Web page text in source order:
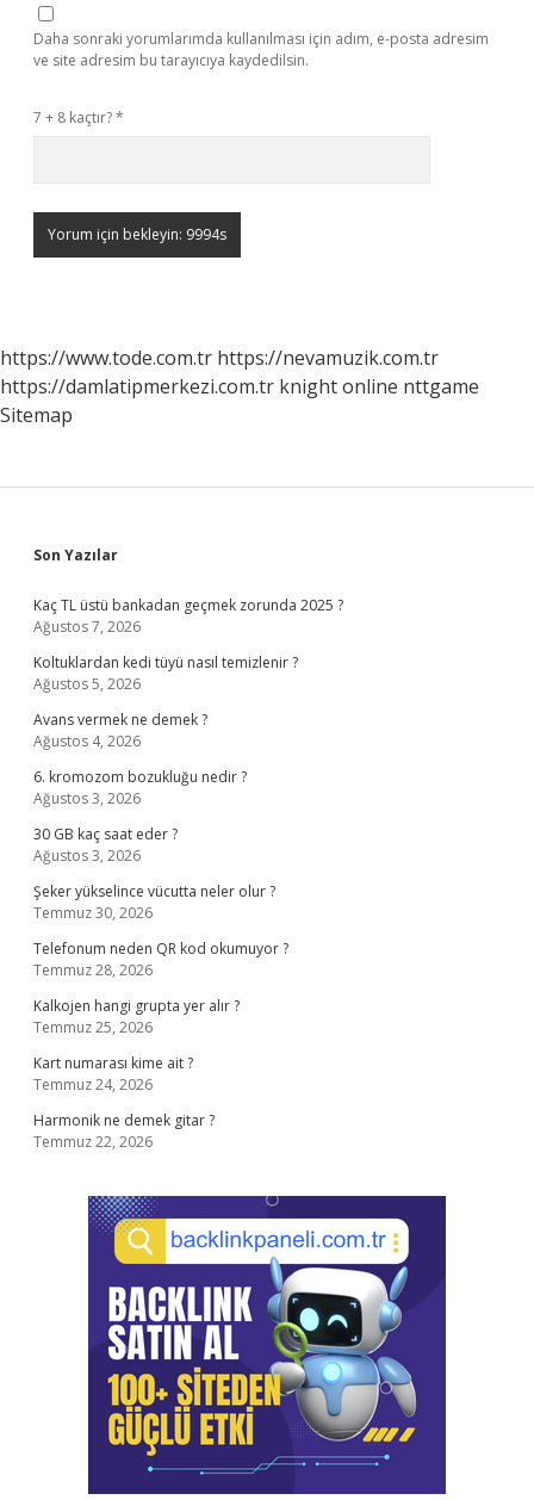
Daha sonraki yorumlarımda kullanılması için adım, e-posta adresim
ve site adresim bu tarayıcıya kaydedilsin.
7 + 8 kaçtır?*
https://www.tode.com.tr https://nevamuzik.com.tr
https://damlatipmerkezi.com.tr knight online nttgame
Sitemap
Sidebar
Son Yazılar
Kaç TL üstü bankadan geçmek zorunda 2025 ?
Ağustos 7, 2026
Koltuklardan kedi tüyü nasıl temizlenir ?
Ağustos 5, 2026
Avans vermek ne demek ?
Ağustos 4, 2026
6. kromozom bozukluğu nedir ?
Ağustos 3, 2026
30 GB kaç saat eder ?
Ağustos 3, 2026
Şeker yükselince vücutta neler olur ?
Temmuz 30, 2026
Telefonum neden QR kod okumuyor ?
Temmuz 28, 2026
Kalkojen hangi grupta yer alır ?
Temmuz 25, 2026
Kart numarası kime ait ?
Temmuz 24, 2026
Harmonik ne demek gitar ?
Temmuz 22, 2026